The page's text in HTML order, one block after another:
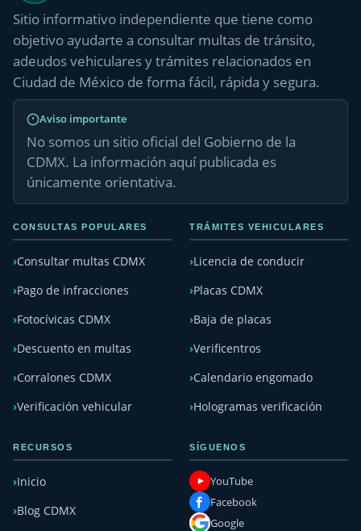
Sitio informativo independiente que tiene como
objetivo ayudarte a consultar multas de tránsito,
adeudos vehiculares y trámites relacionados en
Ciudad de México de forma fácil, rápida y segura.
Aviso importante
No somos un sitio oficial del Gobierno de la
CDMX. La información aquí publicada es
únicamente orientativa.
CONSULTAS POPULARES
Consultar multas CDMX
Pago de infracciones
Fotocívicas CDMX
Descuento en multas
Corralones CDMX
Verificación vehicular
TRÁMITES VEHICULARES
Licencia de conducir
Placas CDMX
Baja de placas
Verificentros
Calendario engomado
Hologramas verificación
RECURSOS
Inicio
Blog CDMX
SÍGUENOS
YouTube
Facebook
Google